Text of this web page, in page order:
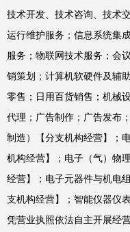
技术开发、技术咨询、技术
运行维护服务；信息系统集
服务；物联网技术服务；会
销策划；计算机软硬件及辅
零售；日用百货销售；机械
代理；广告制作；广告发布
制造）【分支机构经营】；
机构经营】；电子（气）物
经营】；电子元器件与机电
支机构经营】；智能仪器仪
凭营业执照依法自主开展经